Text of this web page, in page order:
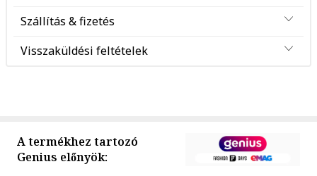
Szállítás & fizetés
Visszaküldési feltételek
A termékhez tartozó
Genius előnyök: